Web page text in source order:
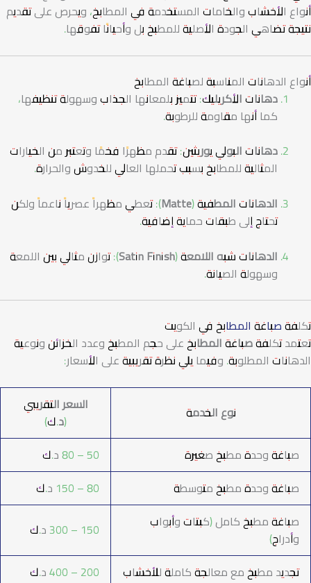
أنواع الأخشاب والخامات المستخدمة في المطابخ، ويحرص على تقديم
نتيجة تضاهي الجودة الأصلية للمطبخ بل وأحيانًا تفوقها.
أنواع الدهانات المناسبة لصباغة المطابخ
دهانات الأكريليك: تتميز بلمعانها الجذاب وسهولة تنظيفها،
كما أنها مقاومة للرطوبة.
دهانات البولي يوريثين: تقدم مظهرًا فخمًا وتعتبر من الخيارات
المثالية للمطابخ بسبب تحملها العالي للخدوش والحرارة.
الدهانات المطفية (Matte)
: تعطي مظهراً عصرياً ناعماً ولكن
تحتاج إلى طبقات حماية إضافية.
الدهانات شبه اللامعة (Satin Finish)
: توازن مثالي بين اللمعة
وسهولة الصيانة.
تكلفةصباغة المطابخ في الكويت
تعتمد تكلفةصباغة المطابخ على حجم المطبخ وعدد الخزائن ونوعية
الدهانات المطلوبة. وفيما يلي نظرة تقريبية على الأسعار:
نوع الخدمة
السعر التقريبي
(د.ك)
صباغة وحدة مطبخ صغيرة
50 – 80 د.ك
صباغة وحدة مطبخ متوسطة
80 – 150 د.ك
صباغة مطبخ كامل (كبتات وأبواب
وأدراج)
150 – 300 د.ك
تجديد مطبخ مع معالجة كاملة للأخشاب 200 – 400 د.ك